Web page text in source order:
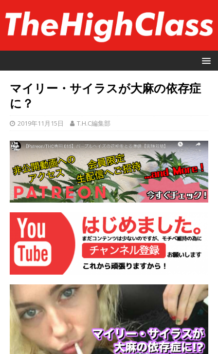
マイリー・サイラスが大麻の依存症
に？
2019年11月15日 T.H.C編集部